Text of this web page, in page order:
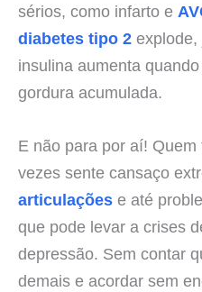
sérios, como infarto e
diabetes tipo 2 explode,
insulina aumenta
gordura acumulada.
E não para por aí!
vezes sente cansaço
articulações e até
que pode levar a crises
depressão. Sem contar
demais e acordar sem